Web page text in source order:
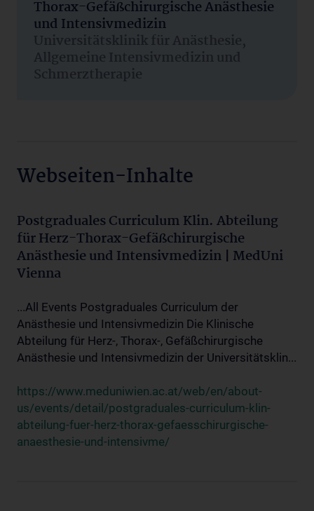
Thorax-Gefäßchirurgische Anästhesie
und Intensivmedizin
Universitätsklinik für Anästhesie,
Allgemeine Intensivmedizin und
Schmerztherapie
Webseiten-Inhalte
Postgraduales Curriculum Klin. Abteilung
für Herz-Thorax-Gefäßchirurgische
Anästhesie und Intensivmedizin | MedUni
Vienna
...All Events Postgraduales Curriculum der
Anästhesie und Intensivmedizin Die Klinische
Abteilung für Herz-, Thorax-, Gefäßchirurgische
Anästhesie und Intensivmedizin der Universitätsklin...
https://www.meduniwien.ac.at/web/en/about-
us/events/detail/postgraduales-curriculum-klin-
abteilung-fuer-herz-thorax-gefaesschirurgische-
anaesthesie-und-intensivme/